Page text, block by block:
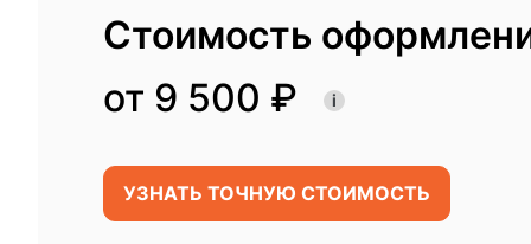
Стоимость
от 9 500 ₽
i
УЗНАТЬ ТОЧНУЮ СТОИМОСТЬ